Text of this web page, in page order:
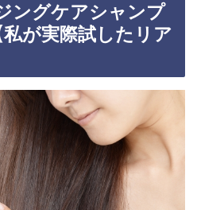
ングケアシャンプ
が実際試したリア